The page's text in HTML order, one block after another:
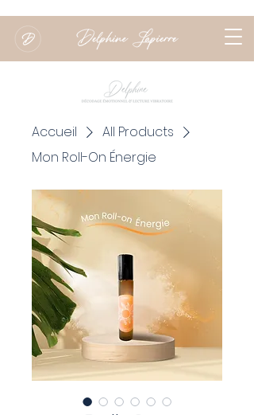
Réserver une séance
Accueil
All Products
Mon Roll-On Énergie